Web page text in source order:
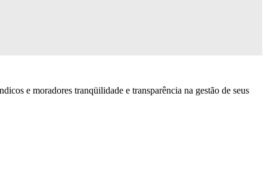
e moradores tranqüilidade e transparência na gestão de seus